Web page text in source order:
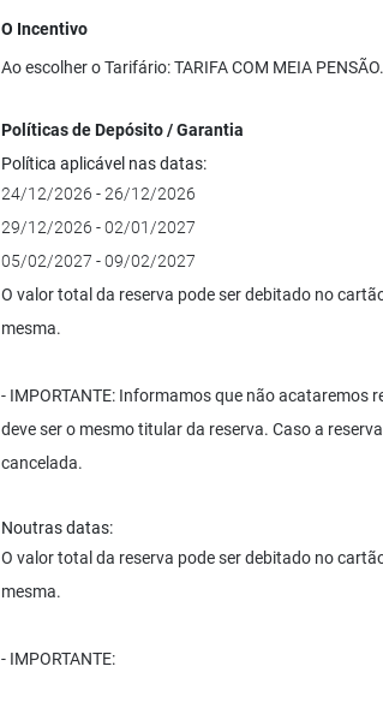
O Incentivo
Ao escolher o Tarifário: TARIFA COM MEIA
Políticas de Depósito / Garantia
Política aplicável nas datas:
24/12/2026 - 26/12/2026
29/12/2026 - 02/01/2027
05/02/2027 - 09/02/2027
O valor total da reserva pode ser debitado no
mesma.
- IMPORTANTE: Informamos que não
deve ser o mesmo titular da reserva. Caso a
cancelada.
Noutras datas:
O valor total da reserva pode ser debitado no
mesma.
- IMPORTANTE: